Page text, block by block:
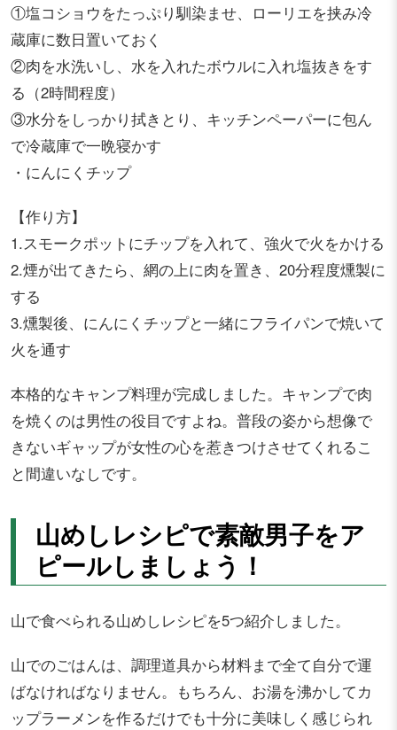
①塩コショウをたっぷり馴染ませ、ローリエを挟み冷
蔵庫に数日置いておく
②肉を水洗いし、水を入れたボウルに入れ塩抜きをす
る（2時間程度）
③水分をしっかり拭きとり、キッチンペーパーに包ん
で冷蔵庫で一晩寝かす
・にんにくチップ
【作り方】
1.スモークポットにチップを入れて、強火で火をかける
2.煙が出てきたら、網の上に肉を置き、20分程度燻製に
する
3.燻製後、にんにくチップと一緒にフライパンで焼いて
火を通す
本格的なキャンプ料理が完成しました。キャンプで肉
を焼くのは男性の役目ですよね。普段の姿から想像で
きないギャップが女性の心を惹きつけさせてくれるこ
と間違いなしです。
山めしレシピで素敵男子をア
ピールしましょう！
山で食べられる山めしレシピを5つ紹介しました。
山でのごはんは、調理道具から材料まで全て自分で運
ばなければなりません。もちろん、お湯を沸かしてカ
ップラーメンを作るだけでも十分に美味しく感じられ